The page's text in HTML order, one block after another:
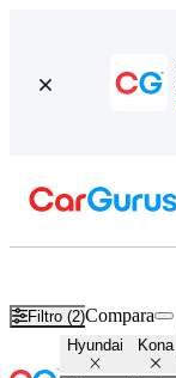
Filtro (2)Compara
Hyundai Kona